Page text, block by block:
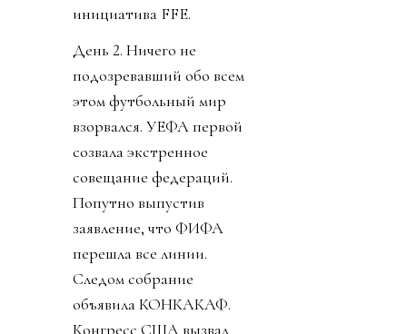
инициатива FFE.
День 2. Ничего не
подозревавший обо всем
этом футбольный мир
взорвался. УЕФА первой
созвала экстренное
совещание федераций.
Попутно выпустив
заявление, что ФИФА
перешла все линии.
Следом собрание
объявила КОНКАКАФ.
Конгресс США вызвал